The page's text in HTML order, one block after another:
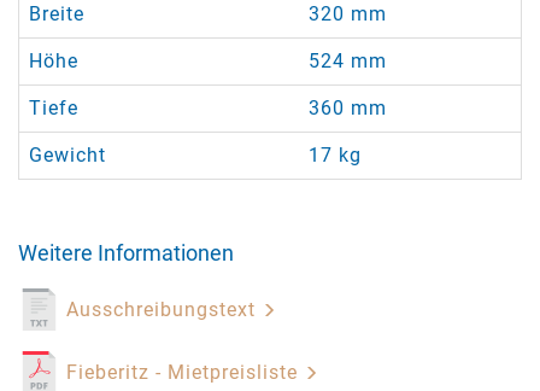
Breite 320 mm
Höhe 524 mm
Tiefe 360 mm
Gewicht 17 kg
Weitere Informationen
Ausschreibungstext
Fieberitz - Mietpreisliste